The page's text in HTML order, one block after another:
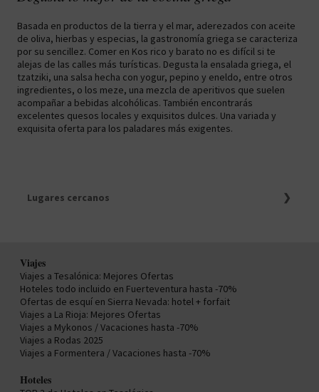
Basada en productos de la tierra y el mar, aderezados con aceite
de oliva, hierbas y especias, la gastronomía griega se caracteriza
por su sencillez. Comer en Kos rico y barato no es difícil si te
alejas de las calles más turísticas. Degusta la ensalada griega, el
tzatziki, una salsa hecha con yogur, pepino y eneldo, entre otros
ingredientes, o los meze, una mezcla de aperitivos que suelen
acompañar a bebidas alcohólicas. También encontrarás
excelentes quesos locales y exquisitos dulces. Una variada y
exquisita oferta para los paladares más exigentes.
Lugares cercanos
Santorini
Viajes a Mykonos / Vacaciones hasta -70%
Ultima hora a Mykonos / Top Ofertas 2025
Los mejores hoteles con encanto en Mykonos
Viajes a Creta
Viajes
Viajes a Tesalónica: Mejores Ofertas
Hoteles todo incluido en Fuerteventura hasta -70%
Ofertas de esquí en Sierra Nevada: hotel + forfait
Viajes a La Rioja: Mejores Ofertas
Viajes a Mykonos / Vacaciones hasta -70%
Viajes a Rodas 2025
Viajes a Formentera / Vacaciones hasta -70%
Hoteles